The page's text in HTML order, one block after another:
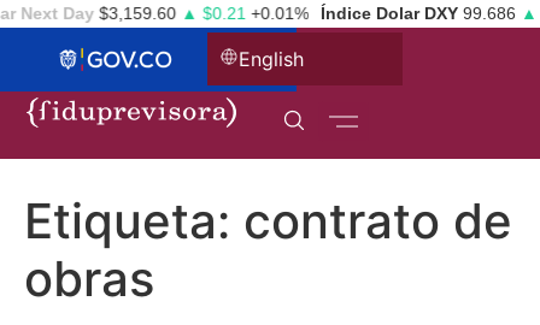
Next Day $3,159.60 ▲ $0.21+0.01% Índice Dolar DXY 99.686 ▲
English
Etiqueta: contrato de
obras